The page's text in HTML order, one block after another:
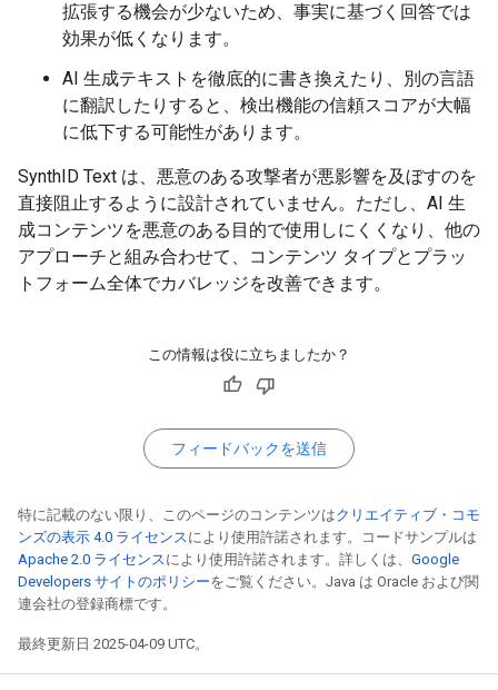
拡張する機会が少ないため、事実に基づく回答では
効果が低くなります。
AI 生成テキストを徹底的に書き換えたり、別の言語
に翻訳したりすると、検出機能の信頼スコアが大幅
に低下する可能性があります。
SynthID Text は、悪意のある攻撃者が悪影響を及ぼすのを
直接阻止するように設計されていません。ただし、AI 生
成コンテンツを悪意のある目的で使用しにくくなり、他の
アプローチと組み合わせて、コンテンツ タイプとプラッ
トフォーム全体でカバレッジを改善できます。
この情報は役に立ちましたか？
フィードバックを送信
特に記載のない限り、このページのコンテンツはクリエイティブ・コモ
ンズの表示 4.0 ライセンスにより使用許諾されます。コードサンプルは
Apache 2.0 ライセンスにより使用許諾されます。詳しくは、 Google
Developers サイトのポリシーをご覧ください。Java は Oracle および関
連会社の登録商標です。
最終更新日 2025-04-09 UTC。